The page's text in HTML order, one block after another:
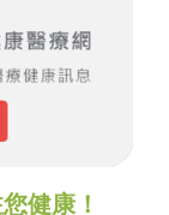
健康！